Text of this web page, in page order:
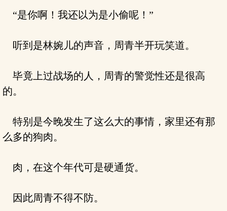
“是你啊！我还以为是小偷呢！”
听到是林婉儿的声音，周青半开玩笑道。
毕竟上过战场的人，周青的警觉性还是很高
的。
特别是今晚发生了这么大的事情，家里还有那
么多的狗肉。
肉，在这个年代可是硬通货。
因此周青不得不防。